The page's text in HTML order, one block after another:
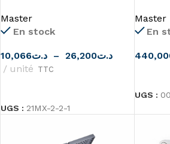
Master
En stock
د.ت10,066 – د.ت26,200
unité TTC
UGS : 21MX-2-2-1
Master
En
UGS :